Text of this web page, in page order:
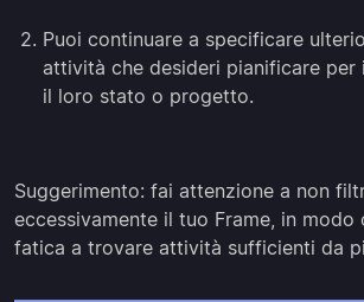
Puoi continuare a specificare
attività che desideri pianificare per
il loro stato o progetto.
Suggerimento: fai attenzione a non
eccessivamente il tuo Frame, in modo
fatica a trovare attività sufficienti da